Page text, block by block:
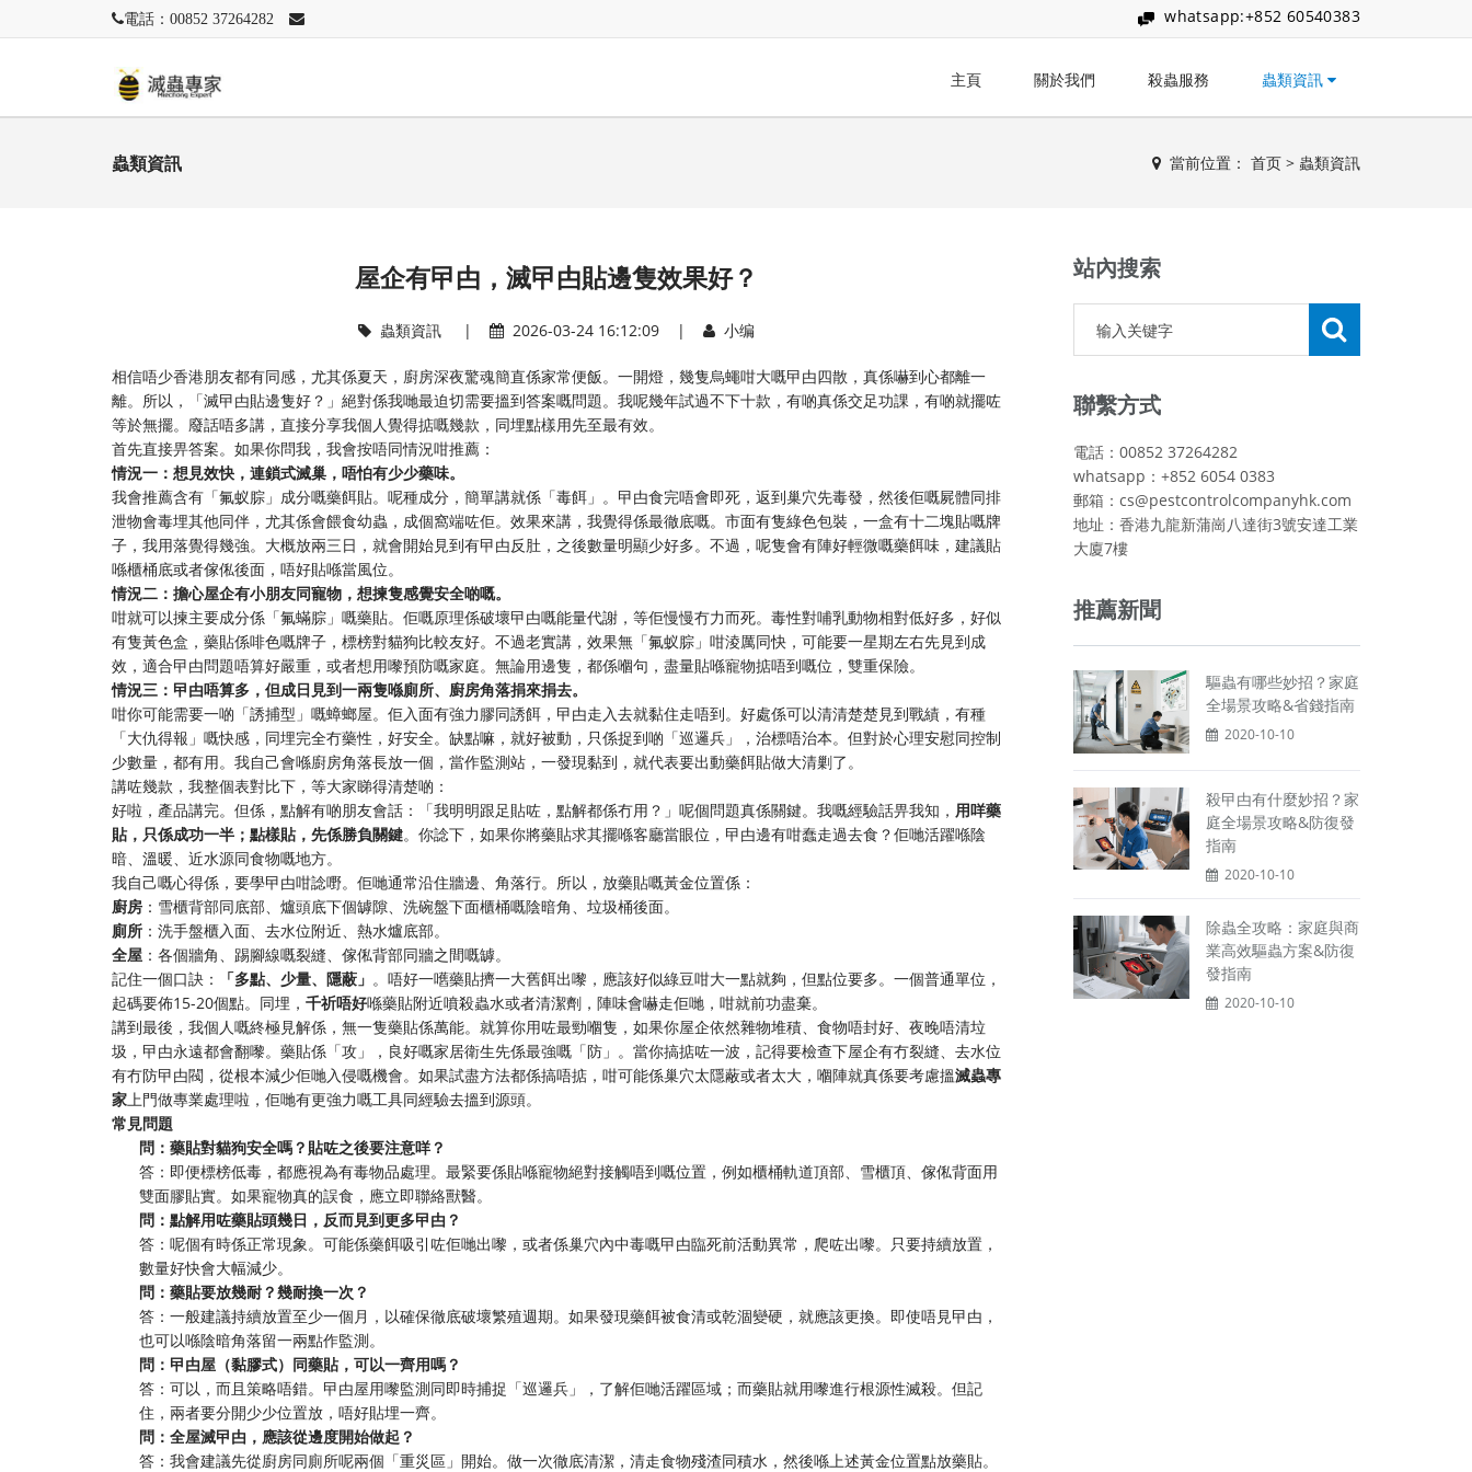
電話：00852 37264282 whatsapp:+852 60540383
主頁 關於我們 殺蟲服務 蟲類資訊
蟲類資訊 當前位置： 首页 > 蟲類資訊
屋企有曱甴，滅曱甴貼邊隻效果好？
蟲類資訊 | 2026-03-24 16:12:09 | 小编
相信唔少香港朋友都有同感，尤其係夏天，廚房深夜驚魂簡直係家常便飯。一開燈，幾隻烏蠅咁大嘅曱甴四散，真係嚇到心都離一
離。所以，「滅曱甴貼邊隻好？」絕對係我哋最迫切需要搵到答案嘅問題。我呢幾年試過不下十款，有啲真係交足功課，有啲就擺咗
等於無擺。廢話唔多講，直接分享我個人覺得掂嘅幾款，同埋點樣用先至最有效。
首先直接畀答案。如果你問我，我會按唔同情況咁推薦：
情況一：想見效快，連鎖式滅巢，唔怕有少少藥味。
我會推薦含有「氟蚁腙」成分嘅藥餌貼。呢種成分，簡單講就係「毒餌」。曱甴食完唔會即死，返到巢穴先毒發，然後佢嘅屍體同排
泄物會毒埋其他同伴，尤其係會餵食幼蟲，成個窩端咗佢。效果來講，我覺得係最徹底嘅。市面有隻綠色包裝，一盒有十二塊貼嘅牌
子，我用落覺得幾強。大概放兩三日，就會開始見到有曱甴反肚，之後數量明顯少好多。不過，呢隻會有陣好輕微嘅藥餌味，建議貼
喺櫃桶底或者傢俬後面，唔好貼喺當風位。
情況二：擔心屋企有小朋友同寵物，想揀隻感覺安全啲嘅。
咁就可以揀主要成分係「氟蟎腙」嘅藥貼。佢嘅原理係破壞曱甴嘅能量代謝，等佢慢慢冇力而死。毒性對哺乳動物相對低好多，好似
有隻黃色盒，藥貼係啡色嘅牌子，標榜對貓狗比較友好。不過老實講，效果無「氟蚁腙」咁淩厲同快，可能要一星期左右先見到成
效，適合曱甴問題唔算好嚴重，或者想用嚟預防嘅家庭。無論用邊隻，都係嗰句，盡量貼喺寵物掂唔到嘅位，雙重保險。
情況三：曱甴唔算多，但成日見到一兩隻喺廁所、廚房角落捐來捐去。
咁你可能需要一啲「誘捕型」嘅蟑螂屋。佢入面有強力膠同誘餌，曱甴走入去就黏住走唔到。好處係可以清清楚楚見到戰績，有種
「大仇得報」嘅快感，同埋完全冇藥性，好安全。缺點嘛，就好被動，只係捉到啲「巡邏兵」，治標唔治本。但對於心理安慰同控制
少數量，都有用。我自己會喺廚房角落長放一個，當作監測站，一發現黏到，就代表要出動藥餌貼做大清剿了。
講咗幾款，我整個表對比下，等大家睇得清楚啲：
好啦，產品講完。但係，點解有啲朋友會話：「我明明跟足貼咗，點解都係冇用？」呢個問題真係關鍵。我嘅經驗話畀我知， 用咩藥
貼，只係成功一半；點樣貼，先係勝負關鍵。你諗下，如果你將藥貼求其擺喺客廳當眼位，曱甴邊有咁蠢走過去食？佢哋活躍喺陰
暗、溫暖、近水源同食物嘅地方。
我自己嘅心得係，要學曱甴咁諗嘢。佢哋通常沿住牆邊、角落行。所以，放藥貼嘅黃金位置係：
廚房 ：雪櫃背部同底部、爐頭底下個罅隙、洗碗盤下面櫃桶嘅陰暗角、垃圾桶後面。
廁所 ：洗手盤櫃入面、去水位附近、熱水爐底部。
全屋 ：各個牆角、踢腳線嘅裂縫、傢俬背部同牆之間嘅罅。
記住一個口訣：
「多點、少量、隱蔽」 。唔好一嚿藥貼擠一大舊餌出嚟，應該好似綠豆咁大一點就夠，但點位要多。一個普通單位，
起碼要佈15-20個點。同埋， 千祈唔好喺藥貼附近噴殺蟲水或者清潔劑，陣味會嚇走佢哋，咁就前功盡棄。
講到最後，我個人嘅終極見解係，無一隻藥貼係萬能。就算你用咗最勁嗰隻，如果你屋企依然雜物堆積、食物唔封好、夜晚唔清垃
圾，曱甴永遠都會翻嚟。藥貼係「攻」，良好嘅家居衛生先係最強嘅「防」。當你搞掂咗一波，記得要檢查下屋企有冇裂縫、去水位
有冇防曱甴閥，從根本減少佢哋入侵嘅機會。如果試盡方法都係搞唔掂，咁可能係巢穴太隱蔽或者太大，嗰陣就真係要考慮搵滅蟲專
家上門做專業處理啦，佢哋有更強力嘅工具同經驗去搵到源頭。
常見問題
問：藥貼對貓狗安全嗎？貼咗之後要注意咩？
答：即便標榜低毒，都應視為有毒物品處理。最緊要係貼喺寵物絕對接觸唔到嘅位置，例如櫃桶軌道頂部、雪櫃頂、傢俬背面用
雙面膠貼實。如果寵物真的誤食，應立即聯絡獸醫。
問：點解用咗藥貼頭幾日，反而見到更多曱甴？
答：呢個有時係正常現象。可能係藥餌吸引咗佢哋出嚟，或者係巢穴內中毒嘅曱甴臨死前活動異常，爬咗出嚟。只要持續放置，
數量好快會大幅減少。
問：藥貼要放幾耐？幾耐換一次？
答：一般建議持續放置至少一個月，以確保徹底破壞繁殖週期。如果發現藥餌被食清或乾涸變硬，就應該更換。即使唔見曱甴，
也可以喺陰暗角落留一兩點作監測。
問：曱甴屋（黏膠式）同藥貼，可以一齊用嗎？
答：可以，而且策略唔錯。曱甴屋用嚟監測同即時捕捉「巡邏兵」，了解佢哋活躍區域；而藥貼就用嚟進行根源性滅殺。但記
住，兩者要分開少少位置放，唔好貼埋一齊。
問：全屋滅曱甴，應該從邊度開始做起？
答：我會建議先從廚房同廁所呢兩個「重災區」開始。做一次徹底清潔，清走食物殘渣同積水，然後喺上述黃金位置點放藥貼。
站內搜索
聯繫方式
電話：00852 37264282
whatsapp：+852 6054 0383
郵箱：cs@pestcontrolcompanyhk.com
地址：香港九龍新蒲崗八達街3號安達工業
大廈7樓
推薦新聞
驅蟲有哪些妙招？家庭
全場景攻略&省錢指南
2020-10-10
殺曱甴有什麼妙招？家
庭全場景攻略&防復發
指南
2020-10-10
除蟲全攻略：家庭與商
業高效驅蟲方案&防復
發指南
2020-10-10